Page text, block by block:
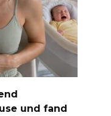
und fand